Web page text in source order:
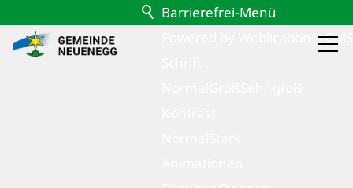
Barrierefrei-Menü
Powered by Weblication® CMS